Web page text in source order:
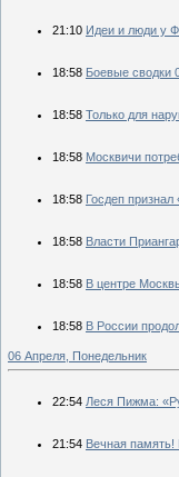
21:10 Идеи и люди у
18:58 Боевые сводки
18:58 Только для
18:58 Москвичи
18:58 Госдеп
18:58 Власти
18:58 В центре
18:58 В России
06 Апреля, Понедельник
22:54 Леся Пижма:
21:54 Вечная память!